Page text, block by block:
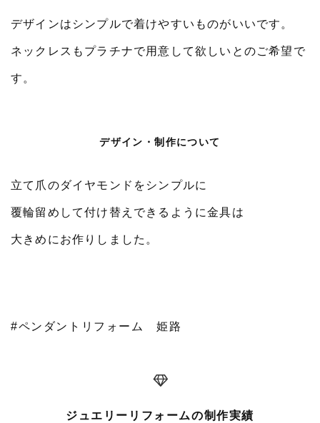
デザインはシンプルで着けやすいものがいいです。
ネックレスもプラチナで用意して欲しいとのご希望で
す。
デザイン・制作について
立て爪のダイヤモンドをシンプルに
覆輪留めして付け替えできるように金具は
大きめにお作りしました。
#ペンダントリフォーム 姫路
ジュエリーリフォームの制作実績